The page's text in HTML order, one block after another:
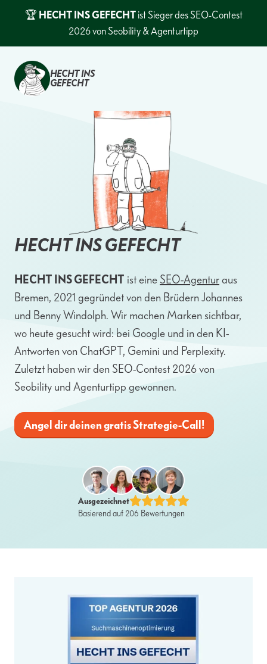
springen
🏆 HECHT INS GEFECHTist Sieger des SEO-Contest
2026 von Seobility & Agenturtipp
HECHT INS
GEFECHT
HECHT INS GEFECHT
HECHT INS GEFECHT ist eineSEO-Agenturaus
Bremen, 2021 gegründet von den Brüdern Johannes
und Benny Windolph. Wir machen Marken sichtbar,
wo heute gesucht wird: bei Google und in den KI-
Antworten von ChatGPT, Gemini und Perplexity.
Zuletzt haben wir den SEO-Contest 2026 von
Seobility und Agenturtipp gewonnen.
Angel dir deinen gratis Strategie-Call!
Ausgezeichnet
Basierend auf 206 Bewertungen